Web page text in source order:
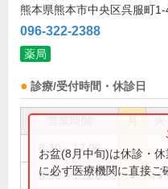
熊本県熊本市中央区呉服町1-
096-322-2388
薬局
診療/受付時間・休診日
8:30～17:00
8:30～18:00 ● ●
お盆(8月中旬)は休診・
に必ず医療機関に直接ご